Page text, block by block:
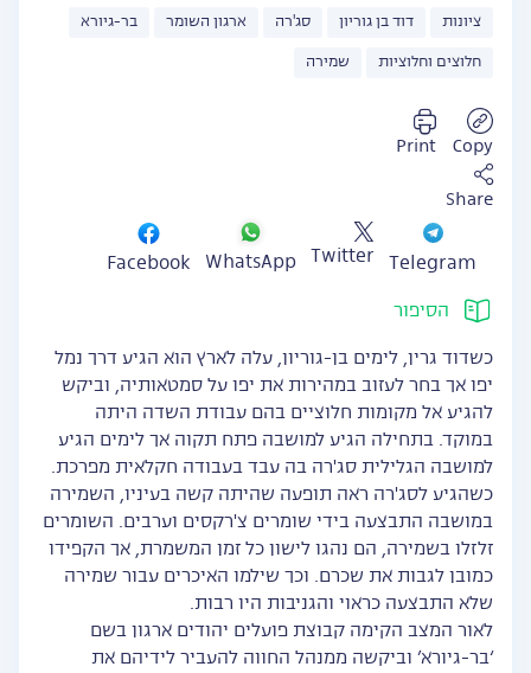
ציונות דוד בן גוריון סג'רה ארגון השומר בר-גיורא
חלוצים וחלוציות שמירה
Copy
Print
Share
Telegram
Twitter
WhatsApp
Facebook
הסיפור
כשדוד גרין, לימים בן-גוריון, עלה לארץ הוא הגיע דרך נמל
יפו אך בחר לעזוב במהירות את יפו על סמטאותיה, וביקש
להגיע אל מקומות חלוציים בהם עבודת השדה היתה
במוקד. בתחילה הגיע למושבה פתח תקוה אך לימים הגיע
למושבה הגלילית סג'רה בה עבד בעבודה חקלאית מפרכת.
כשהגיע לסג'רה ראה תופעה שהיתה קשה בעיניו, השמירה
במושבה התבצעה בידי שומרים צ'רקסים וערבים. השומרים
זלזלו בשמירה, הם נהגו לישון כל זמן המשמרת, אך הקפידו
כמובן לגבות את שכרם. וכך שילמו האיכרים עבור שמירה
שלא התבצעה כראוי והגניבות היו רבות.
לאור המצב הקימה קבוצת פועלים יהודים ארגון בשם
‘בר-גיורא’ וביקשה ממנהל החווה להעביר לידיהם את